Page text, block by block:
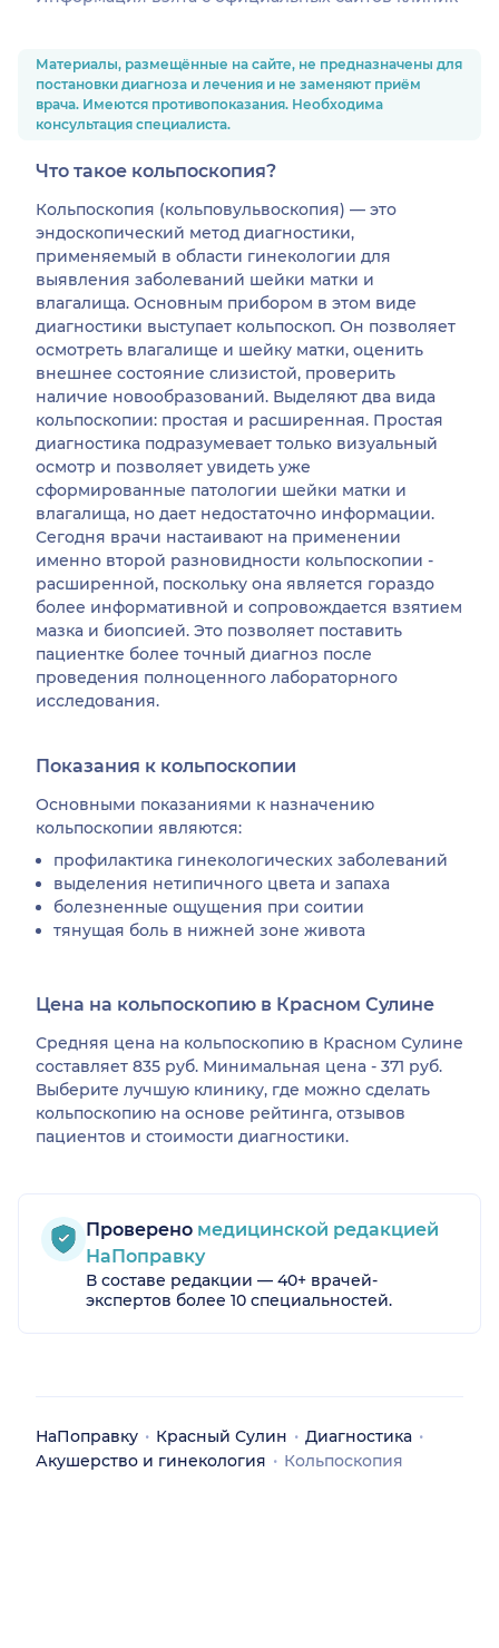
Материалы, размещённые на сайте, не предназначены для
постановки диагноза и лечения и не заменяют приём
врача. Имеются противопоказания. Необходима
консультация специалиста.
Что такое кольпоскопия?
Кольпоскопия (кольповульвоскопия) — это
эндоскопический метод диагностики,
применяемый в области гинекологии для
выявления заболеваний шейки матки и
влагалища. Основным прибором в этом виде
диагностики выступает кольпоскоп. Он позволяет
осмотреть влагалище и шейку матки, оценить
внешнее состояние слизистой, проверить
наличие новообразований. Выделяют два вида
кольпоскопии: простая и расширенная. Простая
диагностика подразумевает только визуальный
осмотр и позволяет увидеть уже
сформированные патологии шейки матки и
влагалища, но дает недостаточно информации.
Сегодня врачи настаивают на применении
именно второй разновидности кольпоскопии -
расширенной, поскольку она является гораздо
более информативной и сопровождается взятием
мазка и биопсией. Это позволяет поставить
пациентке более точный диагноз после
проведения полноценного лабораторного
исследования.
Показания к кольпоскопии
Основными показаниями к назначению
кольпоскопии являются:
профилактика гинекологических заболеваний
выделения нетипичного цвета и запаха
болезненные ощущения при соитии
тянущая боль в нижней зоне живота
Цена на кольпоскопию в Красном Сулине
Средняя цена на кольпоскопию в Красном Сулине
составляет 835 руб. Минимальная цена - 371 руб.
Выберите лучшую клинику, где можно сделать
кольпоскопию на основе рейтинга, отзывов
пациентов и стоимости диагностики.
Проверено медицинской редакцией
НаПоправку
В составе редакции — 40+ врачей-
экспертов более 10 специальностей.
НаПоправку Красный Сулин
Диагностика
Акушерство и гинекология
Кольпоскопия